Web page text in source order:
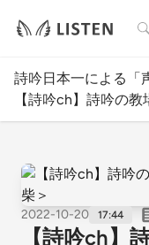
検索
詩吟日本一による「
【詩吟ch】詩吟の教
2022-10-20 17:44
【詩吟ch】